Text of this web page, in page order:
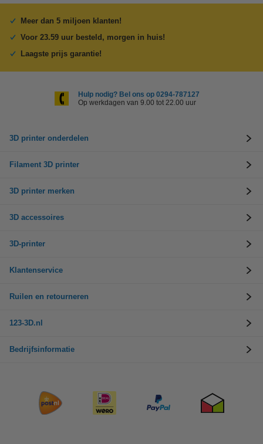
Meer dan 5 miljoen klanten!
Voor 23.59 uur besteld, morgen in huis!
Laagste prijs garantie!
Hulp nodig? Bel ons op 0294-787127
Op werkdagen van 9.00 tot 22.00 uur
3D printer onderdelen
Filament 3D printer
3D printer merken
3D accessoires
3D-printer
Klantenservice
Ruilen en retourneren
123-3D.nl
Bedrijfsinformatie